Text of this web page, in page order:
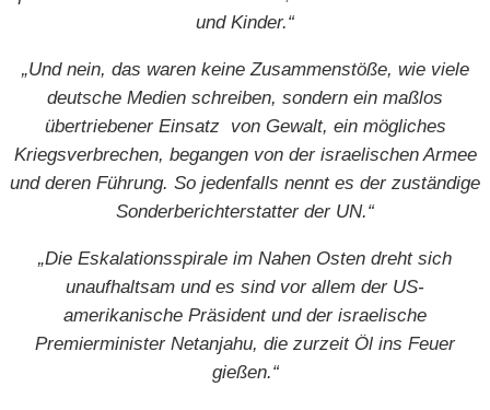
und Kinder.“
„Und nein, das waren keine Zusammenstöße, wie viele
deutsche Medien schreiben, sondern ein maßlos
übertriebener Einsatz von Gewalt, ein mögliches
Kriegsverbrechen, begangen von der israelischen Armee
und deren Führung. So jedenfalls nennt es der zuständige
Sonderberichterstatter der UN.“
„Die Eskalationsspirale im Nahen Osten dreht sich
unaufhaltsam und es sind vor allem der US-
amerikanische Präsident und der israelische
Premierminister Netanjahu, die zurzeit Öl ins Feuer
gießen.“